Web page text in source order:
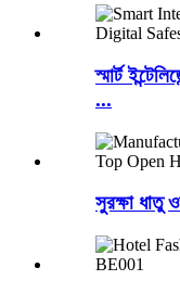
স্মার্ট
...
সুরক্ষা ধাতু